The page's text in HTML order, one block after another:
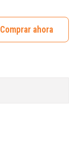
Comprar ahora